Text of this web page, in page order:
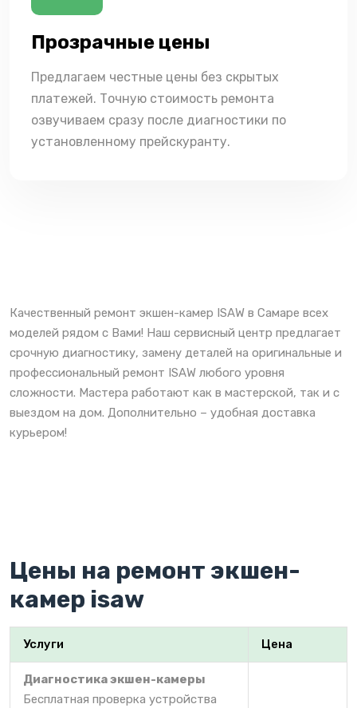
Прозрачные цены
Предлагаем честные цены без скрытых
платежей. Точную стоимость ремонта
озвучиваем сразу после диагностики по
установленному прейскуранту.
Качественный ремонт экшен-камер ISAW в Самаре всех
моделей рядом с Вами! Наш сервисный центр предлагает
срочную диагностику, замену деталей на оригинальные и
профессиональный ремонт ISAW любого уровня
сложности. Мастера работают как в мастерской, так и с
выездом на дом. Дополнительно – удобная доставка
курьером!
Цены на ремонт экшен-
камер isaw
Услуги Цена
Диагностика экшен-камеры
Бесплатная проверка устройства